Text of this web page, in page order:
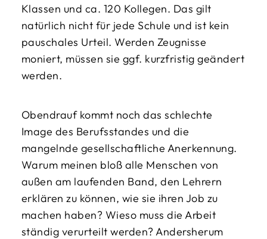
Klassen und ca. 120 Kollegen. Das gilt
natürlich nicht für jede Schule und ist kein
pauschales Urteil. Werden Zeugnisse
moniert, müssen sie ggf. kurzfristig geändert
werden.
Obendrauf kommt noch das schlechte
Image des Berufsstandes und die
mangelnde gesellschaftliche Anerkennung.
Warum meinen bloß alle Menschen von
außen am laufenden Band, den Lehrern
erklären zu können, wie sie ihren Job zu
machen haben? Wieso muss die Arbeit
ständig verurteilt werden? Andersherum